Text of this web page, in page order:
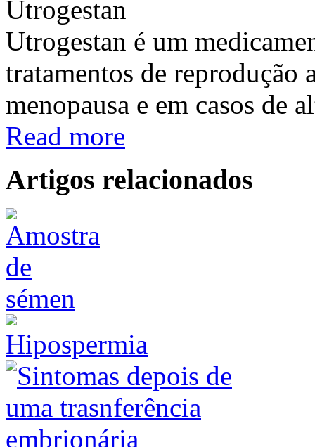
Utrogestan é um
tratamentos de reprodução
menopausa e em casos de
Read more
Artigos relacionados
Hipospermia